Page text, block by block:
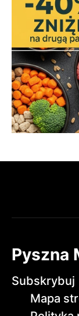
Pyszna
Subskrybuj
Mapa